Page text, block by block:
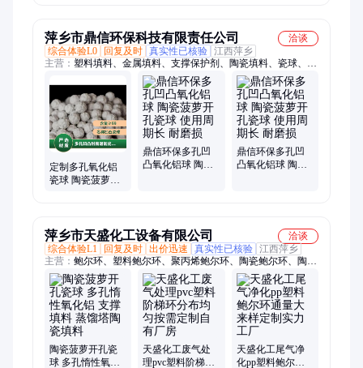
萍乡市鼎信环保科技有限责任公司
洽谈
综合体验L0
回复及时 真实性已核验 江西萍乡
主营： 塑料填料、金属填料、支撑保护剂、陶瓷填料、瓷球、蜂
定制多孔氧化铝
瓷球 陶瓷菠萝开
鼎信环保多孔凹
凸氧化铝球 陶瓷
鼎信环保多孔凹
凸氧化铝球 陶瓷
萍乡市天盛化工设备有限公司
洽谈
综合体验L1
回复及时 出价迅速 真实性已核验 江西萍乡
主营： 鲍尔环、塑料鲍尔环、聚丙烯鲍尔环、陶瓷鲍尔环、陶瓷
波纹填料、多面空心球、哈凯登球填料、环保球填料、泰勒花
环、不锈钢矩鞍环、铝花环填料、拉西环、四氟填料、气液分布
器、丝网除雾器、丝网除沫器、金属规整填料、塑料孔板填料、
丝网波纹填料、四氟鲍尔环、矩鞍环、异鞍环
陶瓷菠萝开孔瓷
球 多孔惰性氧化
天盛化工废气处
理pvc塑料阶梯环
天盛化工尾气净
化pp塑料鲍尔环